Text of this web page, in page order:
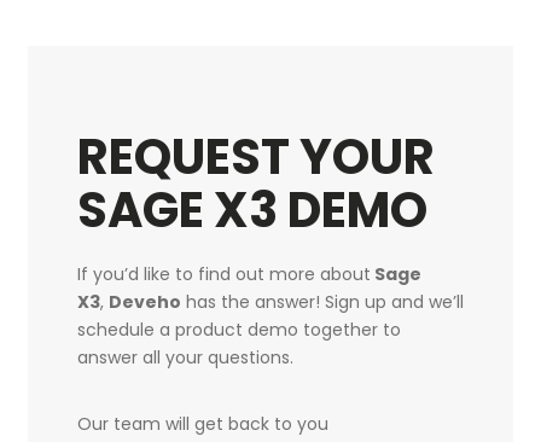
REQUEST YOUR
SAGE X3 DEMO
If you’d like to find out more about Sage
X3, Deveho has the answer! Sign up and we’ll
schedule a product demo together to
answer all your questions.
Our team will get back to you